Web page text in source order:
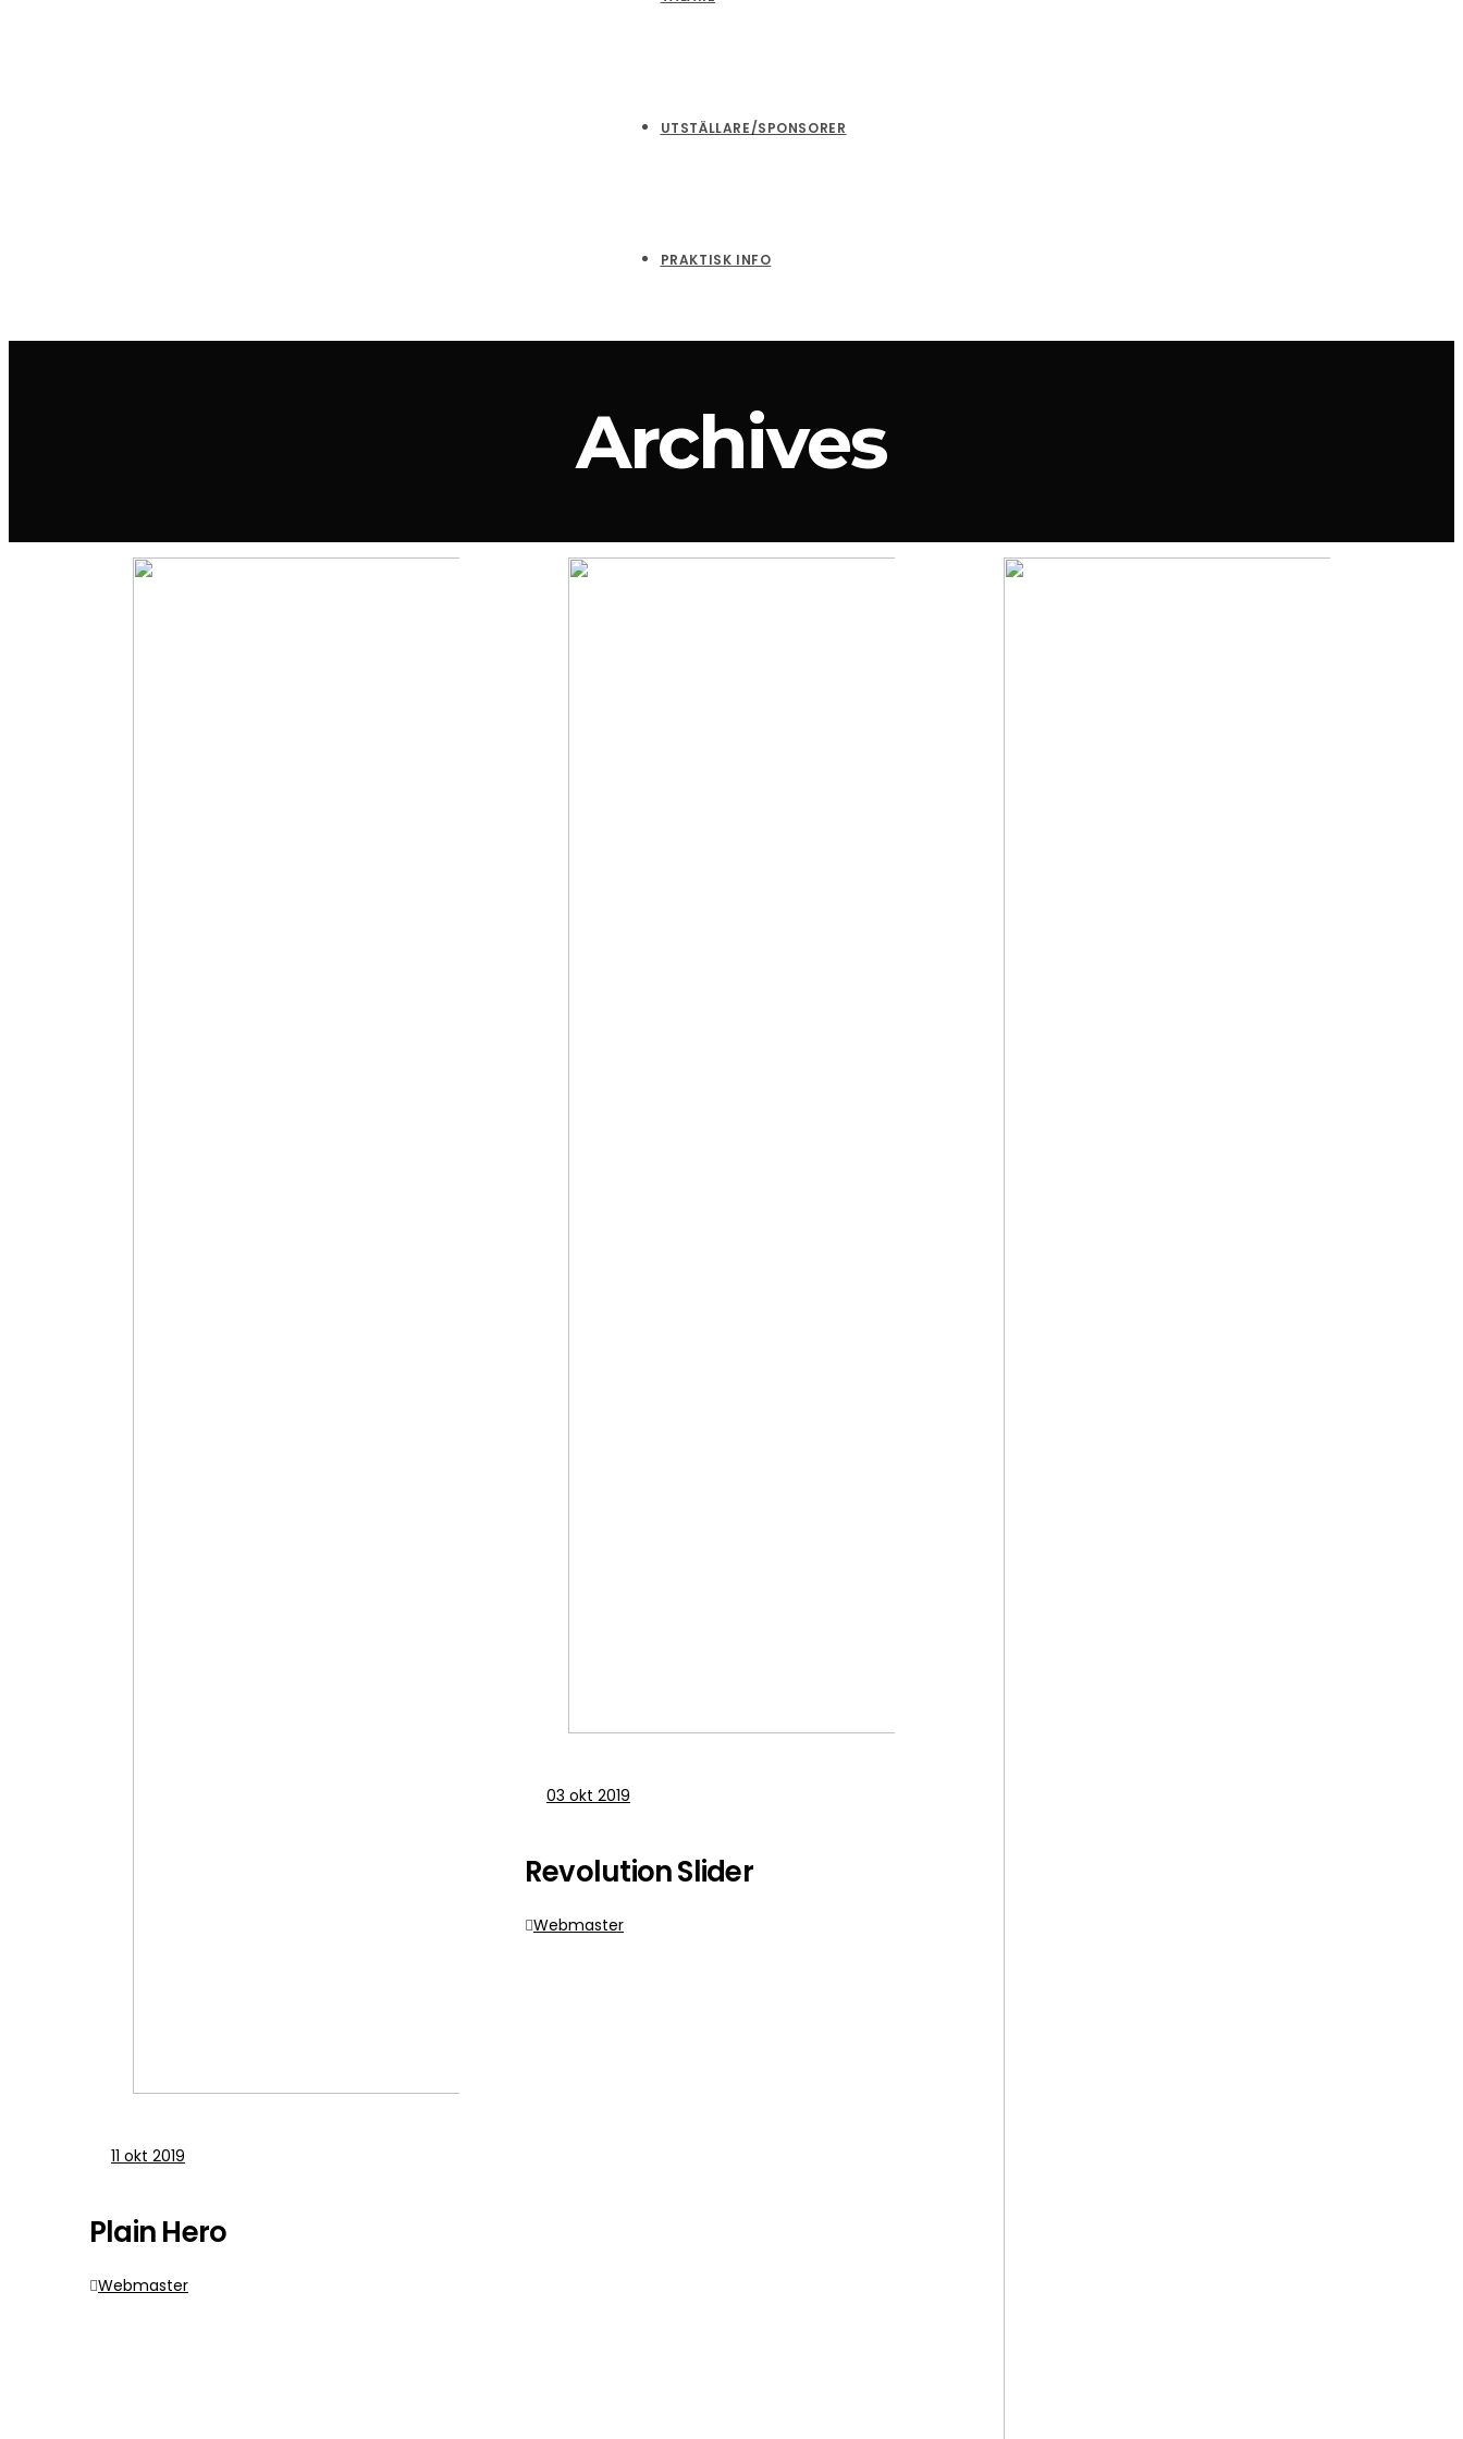
UTSTÄLLARE/SPONSORER
PRAKTISK INFO
Archives
11 okt 2019
Plain Hero
Webmaster
03 okt 2019
Revolution Slider
Webmaster